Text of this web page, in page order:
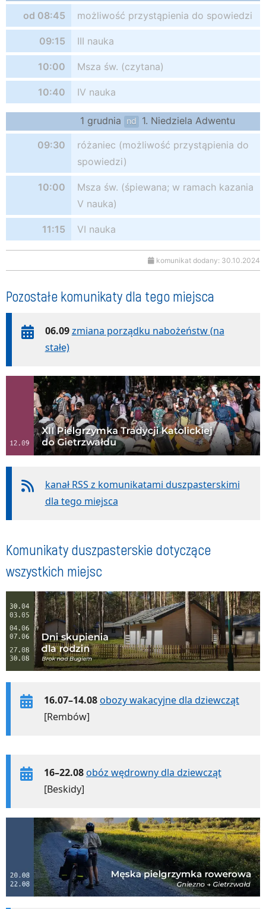
od 08:45
możliwość przystąpienia do spowiedzi
09:15 III nauka
10:00 Msza św. (czytana)
10:40 IV nauka
1 grudnia nd 1. Niedziela Adwentu
09:30
różaniec (możliwość przystąpienia do
spowiedzi)
10:00
Msza św. (śpiewana; w ramach kazania
V nauka)
11:15 VI nauka
komunikat dodany: 30.10.2024
Pozostałe komunikaty dla tego miejsca
06.09 zmiana porządku nabożeństw (na
stałe)
kanał RSS z komunikatami duszpasterskimi
dla tego miejsca
Komunikaty duszpasterskie dotyczące
wszystkich miejsc
16.07–14.08obozy wakacyjne dla dziewcząt
[Rembów]
16–22.08obóz wędrowny dla dziewcząt
[Beskidy]